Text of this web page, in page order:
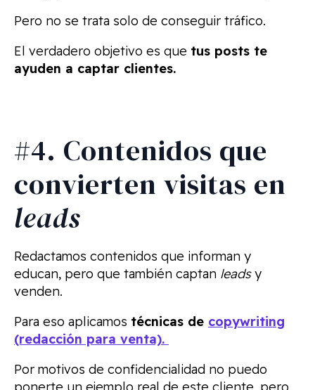
Pero no se trata solo de conseguir tráfico.
El verdadero objetivo es que tus posts te
ayuden a captar clientes.
#4. Contenidos que
convierten visitas en
leads
Redactamos contenidos que informan y
educan, pero que también captan leadsy
venden.
Para eso aplicamos técnicas de copywriting
(redacción para venta).
Por motivos de confidencialidad no puedo